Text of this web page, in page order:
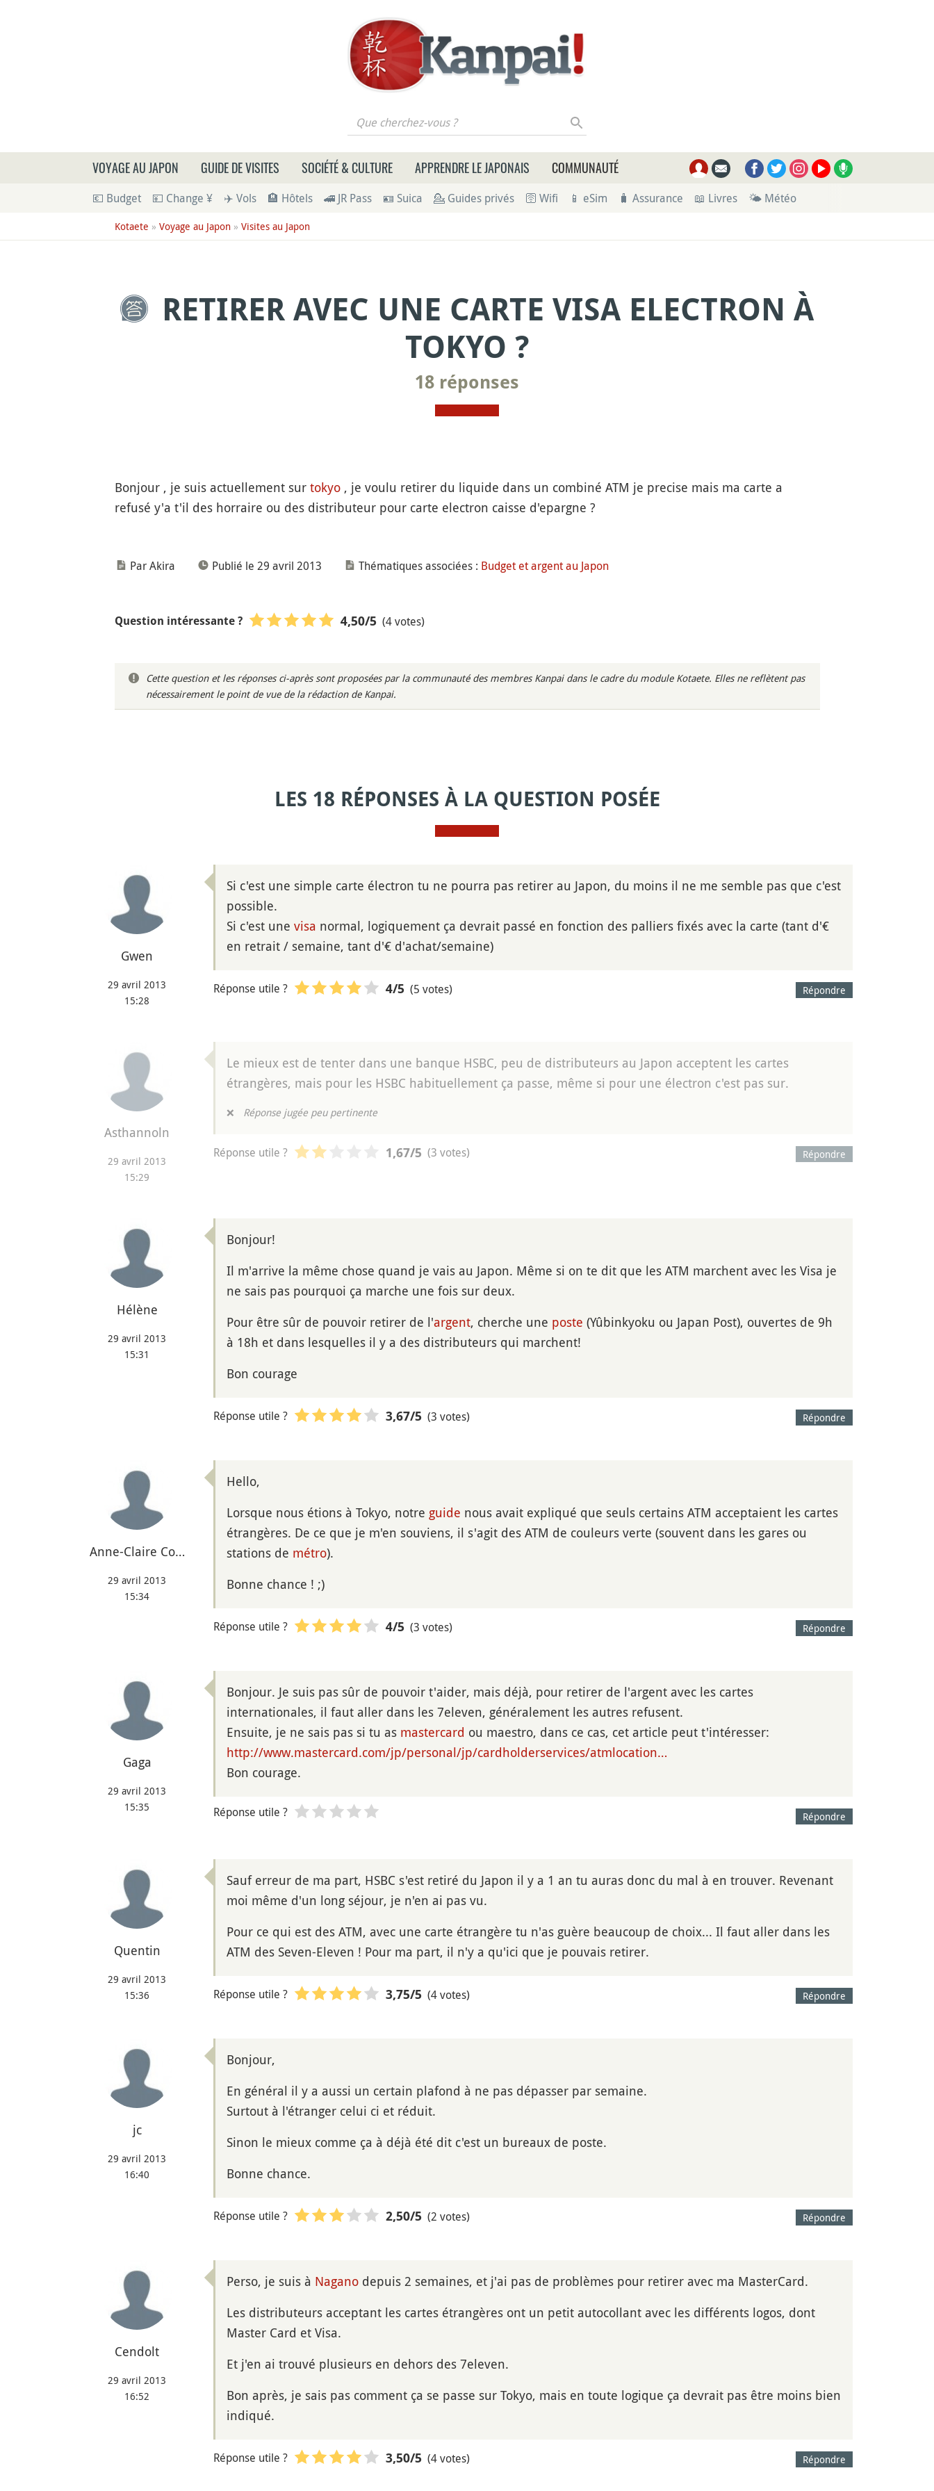
Que cherchez-vous ?
VOYAGE AU JAPON GUIDE DE VISITES SOCIÉTÉ & CULTURE APPRENDRE LE JAPONAIS COMMUNAUTÉ
💶 Budget 💴 Change ¥ ✈️ Vols 🏨 Hôtels 🚄 JR Pass 🪪 Suica 💁 Guides privés 🛜 Wifi 📱 eSim 🧳 Assurance 📖 Livres 🌤 Météo
Kotaete » Voyage au Japon» Visites au Japon
RETIRER AVEC UNE CARTE VISA ELECTRON À
TOKYO ?
18 réponses
Bonjour , je suis actuellement sur tokyo, je voulu retirer du liquide dans un combiné ATM je precise mais ma carte a
refusé y'a t'il des horraire ou des distributeur pour carte electron caisse d'epargne ?
Par Akira Publié le 29 avril 2013 Thématiques associées : Budget et argent au Japon
Question intéressante ? 4,50/5 (4 votes)
Cette question et les réponses ci-après sont proposées par la communauté des membres Kanpai dans le cadre du module Kotaete. Elles ne reflètent pas
nécessairement le point de vue de la rédaction de Kanpai.
LES 18 RÉPONSES À LA QUESTION POSÉE
Gwen
29 avril 2013
15:28
Si c'est une simple carte électron tu ne pourra pas retirer au Japon, du moins il ne me semble pas que c'est
possible.
Si c'est une visa normal, logiquement ça devrait passé en fonction des palliers fixés avec la carte (tant d'€
en retrait / semaine, tant d'€ d'achat/semaine)
Répondre
Réponse utile ? 4/5 (5 votes)
Asthannoln
29 avril 2013
15:29
Le mieux est de tenter dans une banque HSBC, peu de distributeurs au Japon acceptent les cartes
étrangères, mais pour les HSBC habituellement ça passe, même si pour une électron c'est pas sur.
❌ Réponse jugée peu pertinente
Répondre
Réponse utile ? 1,67/5 (3 votes)
Hélène
29 avril 2013
15:31
Bonjour!
Il m'arrive la même chose quand je vais au Japon. Même si on te dit que les ATM marchent avec les Visa je
ne sais pas pourquoi ça marche une fois sur deux.
Pour être sûr de pouvoir retirer de l'argent, cherche une poste (Yûbinkyoku ou Japan Post), ouvertes de 9h
à 18h et dans lesquelles il y a des distributeurs qui marchent!
Bon courage
Répondre
Réponse utile ? 3,67/5 (3 votes)
Anne-Claire Co…
29 avril 2013
15:34
Hello,
Lorsque nous étions à Tokyo, notre guide nous avait expliqué que seuls certains ATM acceptaient les cartes
étrangères. De ce que je m'en souviens, il s'agit des ATM de couleurs verte (souvent dans les gares ou
stations de métro).
Bonne chance ! ;)
Répondre
Réponse utile ? 4/5 (3 votes)
Gaga
29 avril 2013
15:35
Bonjour. Je suis pas sûr de pouvoir t'aider, mais déjà, pour retirer de l'argent avec les cartes
internationales, il faut aller dans les 7eleven, généralement les autres refusent.
Ensuite, je ne sais pas si tu as mastercard ou maestro, dans ce cas, cet article peut t'intéresser:
http://www.mastercard.com/jp/personal/jp/cardholderservices/atmlocation…
Bon courage.
Répondre
Réponse utile ?
Quentin
29 avril 2013
15:36
Sauf erreur de ma part, HSBC s'est retiré du Japon il y a 1 an tu auras donc du mal à en trouver. Revenant
moi même d'un long séjour, je n'en ai pas vu.
Pour ce qui est des ATM, avec une carte étrangère tu n'as guère beaucoup de choix... Il faut aller dans les
ATM des Seven-Eleven ! Pour ma part, il n'y a qu'ici que je pouvais retirer.
Répondre
Réponse utile ? 3,75/5 (4 votes)
jc
29 avril 2013
16:40
Bonjour,
En général il y a aussi un certain plafond à ne pas dépasser par semaine.
Surtout à l'étranger celui ci et réduit.
Sinon le mieux comme ça à déjà été dit c'est un bureaux de poste.
Bonne chance.
Répondre
Réponse utile ? 2,50/5 (2 votes)
Cendolt
29 avril 2013
16:52
Perso, je suis à Nagano depuis 2 semaines, et j'ai pas de problèmes pour retirer avec ma MasterCard.
Les distributeurs acceptant les cartes étrangères ont un petit autocollant avec les différents logos, dont
Master Card et Visa.
Et j'en ai trouvé plusieurs en dehors des 7eleven.
Bon après, je sais pas comment ça se passe sur Tokyo, mais en toute logique ça devrait pas être moins bien
indiqué.
Répondre
Réponse utile ? 3,50/5 (4 votes)